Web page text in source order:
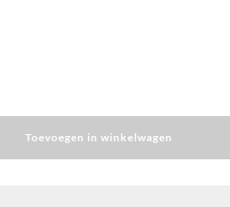
Toevoegen in winkelwagen